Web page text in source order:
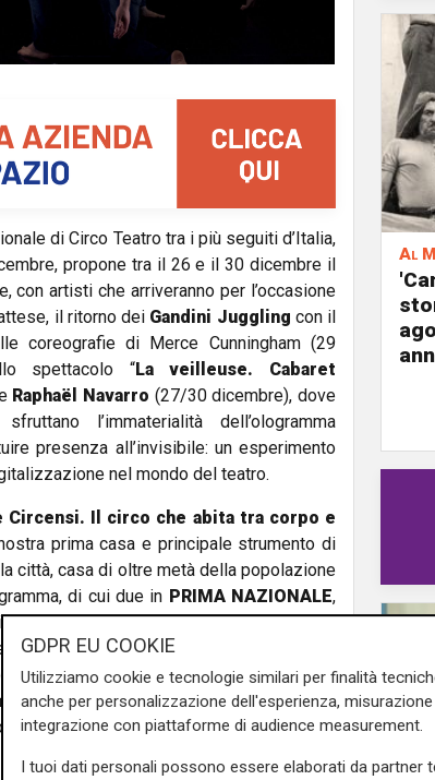
di Circo Teatro tra i più seguiti d’Italia,
propone tra il 26 e il 30 dicembre il
con artisti che arriveranno per l’occasione
il ritorno dei Gandini Juggling con il
coreografie di Merce Cunningham (29
spettacolo “La veilleuse. Cabaret
Raphaël Navarro (27/30 dicembre), dove
l’immaterialità dell’ologramma
presenza all’invisibile: un esperimento
nel mondo del teatro.
Il circo che abita tra corpo e
prima casa e principale strumento di
città, casa di oltre metà della popolazione
di cui due in PRIMA NAZIONALE,
e proiezioni.Tutto questo per raccontare
che è una e molte, lunga e sottile,
funambolico e volante alla scoperta del
urbano: lavorare con il corpo per
significanti per pluralizzarne i significati,
e nuove tecnologie.
Al
GDPR EU COOKIE
Utilizziamo cookie e tecnologie similari per finalità
anche per personalizzazione dell'esperienza,
integrazione con piattaforme di audience measurement.
I tuoi dati personali possono essere elaborati da partner